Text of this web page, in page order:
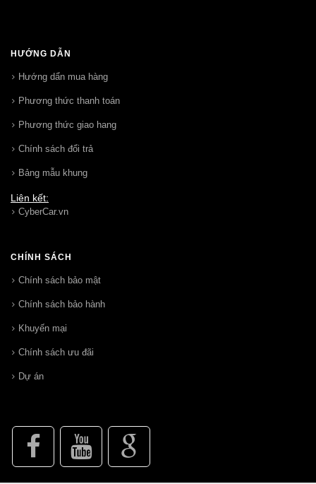
HƯỚNG DẪN
Hướng dẩn mua hàng
Phương thức thanh toán
Phương thức giao hang
Chính sách đổi trả
Bảng mẫu khung
Liên kết:
CyberCar.vn
CHÍNH SÁCH
Chính sách bảo mật
Chính sách bảo hành
Khuyến mại
Chính sách ưu đãi
Dự án